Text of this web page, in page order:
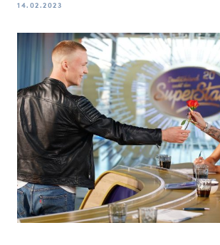
14.02.2023